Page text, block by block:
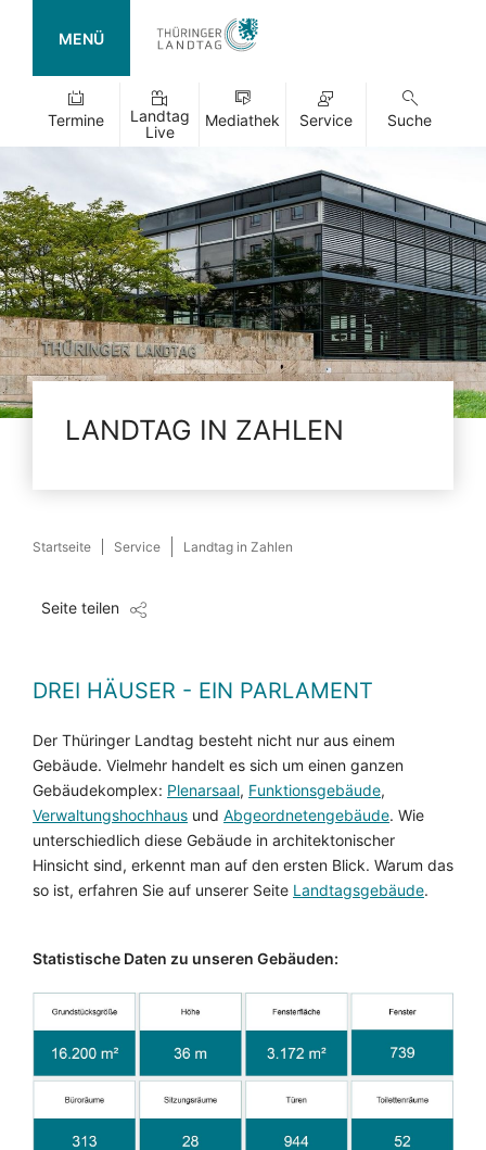
MENÜ
Termine
Landtag
Live
Mediathek Service Suche
LANDTAG IN ZAHLEN
Startseite Service Landtag in Zahlen
Seite teilen
DREI HÄUSER - EIN PARLAMENT
Der Thüringer Landtag besteht nicht nur aus einem
Gebäude. Vielmehr handelt es sich um einen ganzen
Gebäudekomplex: Plenarsaal, Funktionsgebäude,
Verwaltungshochhaus und Abgeordnetengebäude. Wie
unterschiedlich diese Gebäude in architektonischer
Hinsicht sind, erkennt man auf den ersten Blick. Warum das
so ist, erfahren Sie auf unserer Seite Landtagsgebäude.
Statistische Daten zu unseren Gebäuden: